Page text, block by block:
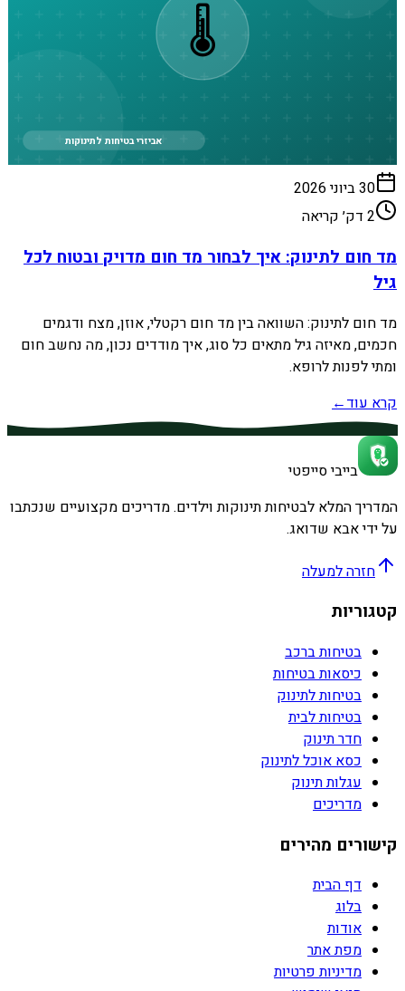
🌡️
אביזרי בטיחות לתינוקות
30 ביוני 2026
2 דק׳ קריאה
מד חום לתינוק: איך לבחור מד חום מדויק ובטוח לכל
גיל
מד חום לתינוק: השוואה בין מד חום רקטלי, אוזן, מצח ודגמים
חכמים, מאיזה גיל מתאים כל סוג, איך מודדים נכון, מה נחשב חום
ומתי לפנות לרופא.
קרא עוד←
בייבי סייפטי
המדריך המלא לבטיחות תינוקות וילדים. מדריכים מקצועיים שנכתבו
על ידי אבא שדואג.
חזרה למעלה
קטגוריות
בטיחות ברכב
כיסאות בטיחות
בטיחות לתינוק
בטיחות לבית
חדר תינוק
כסא אוכל לתינוק
עגלות תינוק
מדריכים
קישורים מהירים
דף הבית
בלוג
אודות
מפת אתר
מדיניות פרטיות